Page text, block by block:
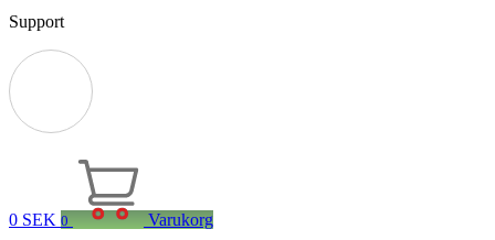
Support
0 SEK 0 Varukorg